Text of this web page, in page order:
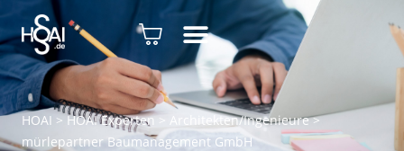
HOAI > HOAI Experten> Architekten/Ingenieure>
mürlepartner Baumanagement GmbH